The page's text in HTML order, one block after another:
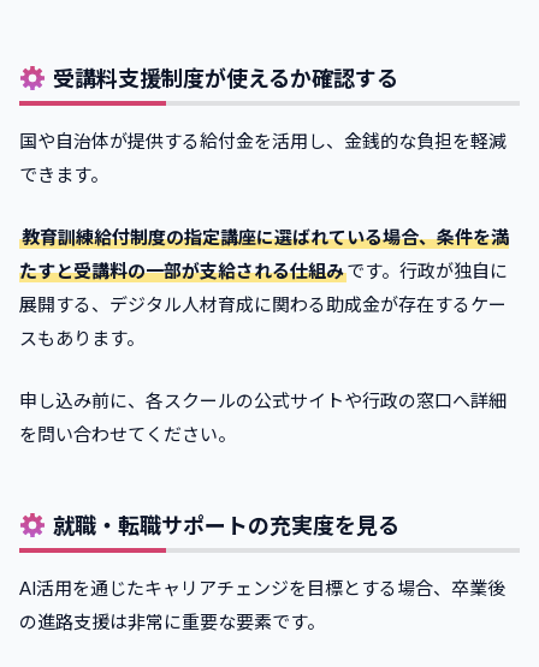
受講料支援制度が使えるか確認する
国や自治体が提供する給付金を活用し、金銭的な負担を軽減
できます。
教育訓練給付制度の指定講座に選ばれている場合、条件を満
たすと受講料の一部が支給される仕組みです。行政が独自に
展開する、デジタル人材育成に関わる助成金が存在するケー
スもあります。
申し込み前に、各スクールの公式サイトや行政の窓口へ詳細
を問い合わせてください。
就職・転職サポートの充実度を見る
AI活用を通じたキャリアチェンジを目標とする場合、卒業後
の進路支援は非常に重要な要素です。